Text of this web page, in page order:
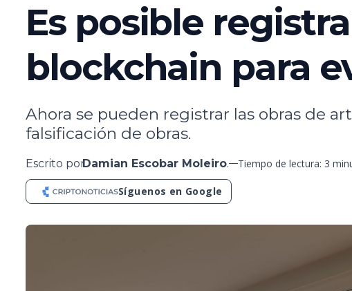
Es posible
blockchain para
Ahora se pueden registrar las obras de
falsificación de obras.
Escrito porDamian Escobar Moleiro. Tiempo de lectura: 3
Síguenos en Google